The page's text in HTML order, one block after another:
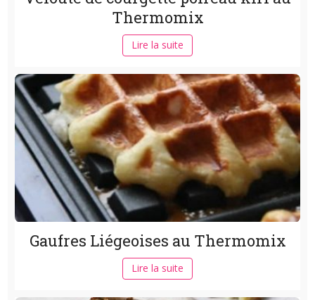
Thermomix
Lire la suite
Gaufres Liégeoises au Thermomix
Lire la suite